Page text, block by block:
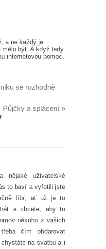
a ne každý je
být. A když tedy
internetovou pomoc,
se rozhodně
Půjčky a splácení »
nějaké uživatelské
to baví a vyfotili jste
líbí, ať už je to
a chcete, aby to
někoho z vašich
čím obdarovat
na svatbu a i